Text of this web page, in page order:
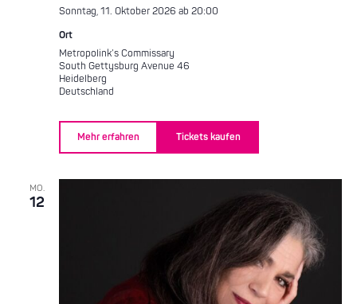
Sonntag, 11. Oktober 2026 ab 20:00
Ort
Metropolink’s Commissary
South Gettysburg Avenue 46
Heidelberg
Deutschland
Mehr erfahren Tickets kaufen
MO.
12